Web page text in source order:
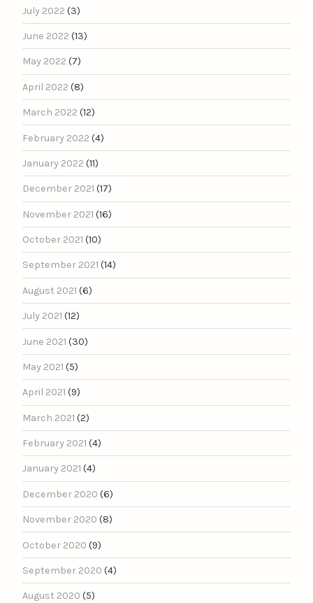
July 2022 (3)
June 2022 (13)
May 2022 (7)
April 2022 (8)
March 2022 (12)
February 2022 (4)
January 2022 (11)
December 2021 (17)
November 2021 (16)
October 2021 (10)
September 2021 (14)
August 2021 (6)
July 2021 (12)
June 2021 (30)
May 2021 (5)
April 2021 (9)
March 2021 (2)
February 2021 (4)
January 2021 (4)
December 2020 (6)
November 2020 (8)
October 2020 (9)
September 2020 (4)
August 2020 (5)